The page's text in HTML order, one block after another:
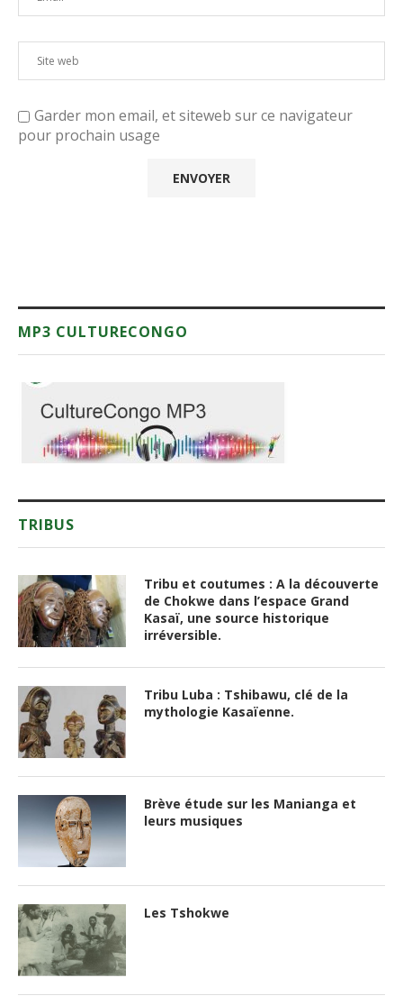
Garder mon email, et siteweb sur ce navigateur
pour prochain usage
MP3 CULTURECONGO
TRIBUS
Tribu et coutumes : A la découverte
de Chokwe dans l’espace Grand
Kasaï, une source historique
irréversible.
Tribu Luba : Tshibawu, clé de la
mythologie Kasaïenne.
Brève étude sur les Manianga et
leurs musiques
Les Tshokwe